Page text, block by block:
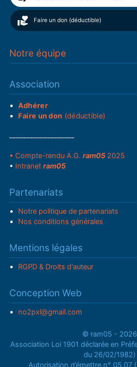
Faire un don (déductible)
Notre équipe
Association
Adhérer
Faire un don (déductible)
• Compte-rendu A.G.ram05 2025
• Intranetram05
Partenariats
Notre politique de partenariats
Nos conditions générales
Mentions légales
RGPD & Droits d'auteur
Conception Web
no2pxl@gmail.com
© ram05 - 2026
Association Loi 1901 déclarée en
du 26/02/1982)
Autorisation d’émettre n° 05.07